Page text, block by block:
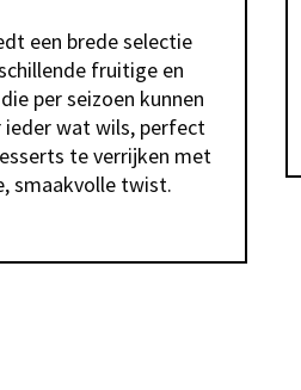
een brede selectie
fruitige en
per seizoen kunnen
ieder wat wils, perfect
te verrijken met
smaakvolle twist.